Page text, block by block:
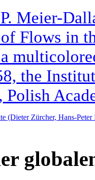
Meier-
Flows in
the
(Dieter Zürcher, Hans-